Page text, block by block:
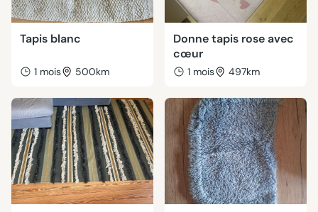
Tapis blanc
1 mois 500km
Donne tapis rose avec
cœur
1 mois 497km